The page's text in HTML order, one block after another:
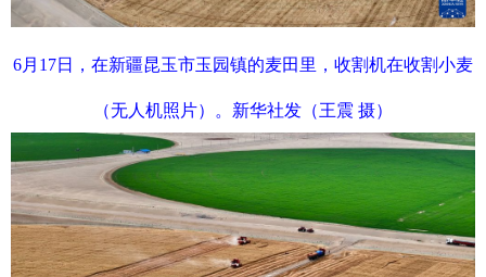
6月17日，在新疆昆玉市玉园镇的麦田里，收割机在收割小麦
（无人机照片）。新华社发（王震 摄）